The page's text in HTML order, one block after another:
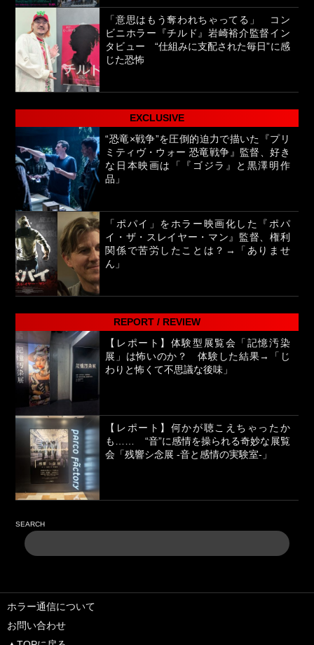
「意思はもう奪われちゃってる」 コン
ビニホラー『チルド』岩崎裕介監督イン
タビュー “仕組みに支配された毎日”に感
じた恐怖
EXCLUSIVE
“恐竜×戦争”を圧倒的迫力で描いた『プリ
ミティヴ・ウォー 恐竜戦争』監督、好き
な日本映画は「『ゴジラ』と黒澤明作
品」
「ポパイ」をホラー映画化した『ポパ
イ・ザ・スレイヤー・マン』監督、権利
関係で苦労したことは？→「ありませ
ん」
REPORT / REVIEW
【レポート】体験型展覧会「記憶汚染
展」は怖いのか？ 体験した結果→「じ
わりと怖くて不思議な後味」
【レポート】何かが聴こえちゃったか
も…… “音”に感情を操られる奇妙な展覧
会「残響シ念展 -⾳と感情の実験室-」
SEARCH
ホラー通信について
お問い合わせ